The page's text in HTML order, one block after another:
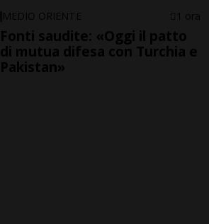
MEDIO ORIENTE 1 ora
Fonti saudite: «Oggi il patto
di mutua difesa con Turchia e
Pakistan»